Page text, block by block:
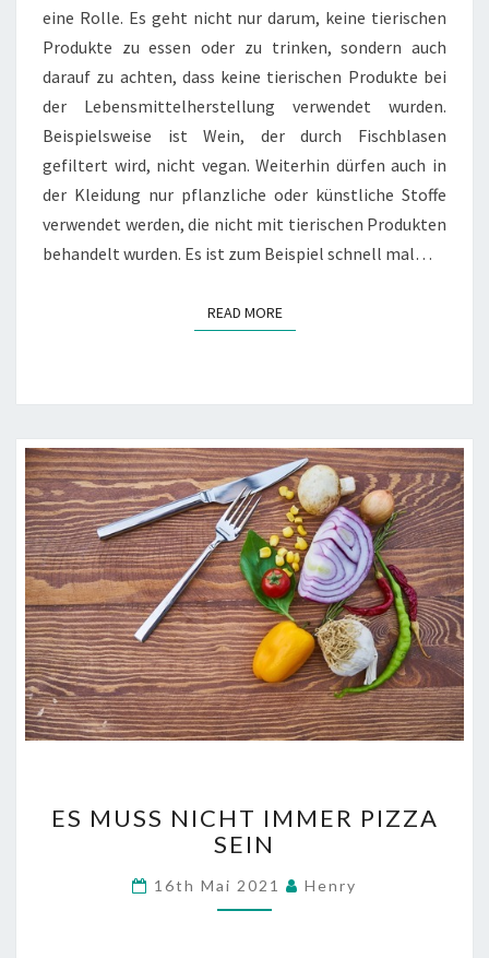
eine Rolle. Es geht nicht nur darum, keine tierischen
Produkte zu essen oder zu trinken, sondern auch
darauf zu achten, dass keine tierischen Produkte bei
der Lebensmittelherstellung verwendet wurden.
Beispielsweise ist Wein, der durch Fischblasen
gefiltert wird, nicht vegan. Weiterhin dürfen auch in
der Kleidung nur pflanzliche oder künstliche Stoffe
verwendet werden, die nicht mit tierischen Produkten
behandelt wurden. Es ist zum Beispiel schnell mal…
READ MOREREAD MORE
MUSS
NICHT
PIZZA
SEIN
ES MUSS NICHT IMMER PIZZA
SEIN
16th Mai 2021 Henry